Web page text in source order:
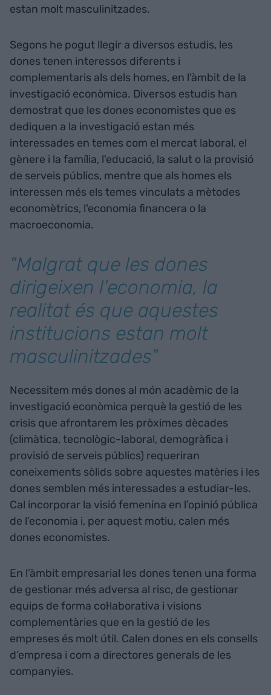
estan molt masculinitzades.
Segons he pogut llegir a diversos estudis, les
dones tenen interessos diferents i
complementaris als dels homes, en l'àmbit de la
investigació econòmica. Diversos estudis han
demostrat que les dones economistes que es
dediquen a la investigació estan més
interessades en temes com el mercat laboral, el
gènere i la família, l'educació, la salut o la provisió
de serveis públics, mentre que als homes els
interessen més els temes vinculats a mètodes
economètrics, l'economia financera o la
macroeconomia.
"Malgrat que les dones
dirigeixen l'economia, la
realitat és que aquestes
institucions estan molt
masculinitzades"
Necessitem més dones al món acadèmic de la
investigació econòmica perquè la gestió de les
crisis que afrontarem les pròximes dècades
(climàtica, tecnològic-laboral, demogràfica i
provisió de serveis públics) requeriran
coneixements sòlids sobre aquestes matèries i les
dones semblen més interessades a estudiar-les.
Cal incorporar la visió femenina en l’opinió pública
de l’economia i, per aquest motiu, calen més
dones economistes.
En l’àmbit empresarial les dones tenen una forma
de gestionar més adversa al risc, de gestionar
equips de forma col·laborativa i visions
complementàries que en la gestió de les
empreses és molt útil. Calen dones en els consells
d’empresa i com a directores generals de les
companyies.